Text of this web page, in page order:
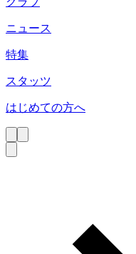
ニュース
特集
スタッツ
はじめての方へ